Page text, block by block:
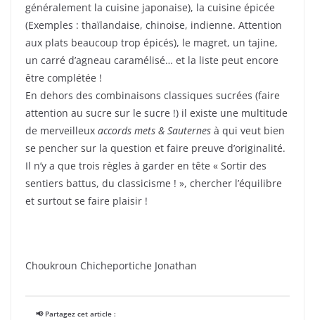
généralement la cuisine japonaise), la cuisine épicée
(Exemples : thaïlandaise, chinoise, indienne. Attention
aux plats beaucoup trop épicés), le magret, un tajine,
un carré d’agneau caramélisé… et la liste peut encore
être complétée !
En dehors des combinaisons classiques sucrées (faire
attention au sucre sur le sucre !) il existe une multitude
de merveilleux accords mets & Sauternes à qui veut bien
se pencher sur la question et faire preuve d’originalité.
Il n’y a que trois règles à garder en tête « Sortir des
sentiers battus, du classicisme ! », chercher l’équilibre
et surtout se faire plaisir !
Choukroun Chicheportiche Jonathan
📢 Partagez cet article :